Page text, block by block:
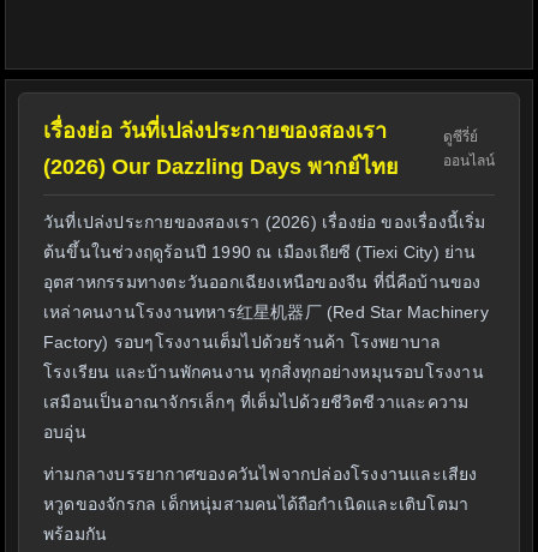
เรื่องย่อ วันที่เปล่งประกายของสองเรา
(2026) Our Dazzling Days พากย์ไทย
ดูซีรี่ย์
ออนไลน์
วันที่เปล่งประกายของสองเรา (2026) เรื่องย่อ ของเรื่องนี้เริ่ม
ต้นขึ้นในช่วงฤดูร้อนปี 1990 ณ เมืองเถียซี (Tiexi City) ย่าน
อุตสาหกรรมทางตะวันออกเฉียงเหนือของจีน ที่นี่คือบ้านของ
เหล่าคนงานโรงงานทหาร红星机器厂 (Red Star Machinery
Factory) รอบๆโรงงานเต็มไปด้วยร้านค้า โรงพยาบาล
โรงเรียน และบ้านพักคนงาน ทุกสิ่งทุกอย่างหมุนรอบโรงงาน
เสมือนเป็นอาณาจักรเล็กๆ ที่เต็มไปด้วยชีวิตชีวาและความ
อบอุ่น
ท่ามกลางบรรยากาศของควันไฟจากปล่องโรงงานและเสียง
หวูดของจักรกล เด็กหนุ่มสามคนได้ถือกำเนิดและเติบโตมา
พร้อมกัน